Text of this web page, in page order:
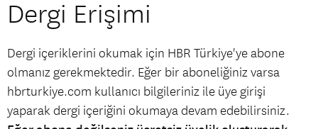
Dergi Erişimi
Dergi içeriklerini okumak için HBR Türkiye'ye abone
olmanız gerekmektedir. Eğer bir aboneliğiniz varsa
hbrturkiye.com kullanıcı bilgileriniz ile üye girişi
yaparak dergi içeriğini okumaya devam edebilirsiniz.